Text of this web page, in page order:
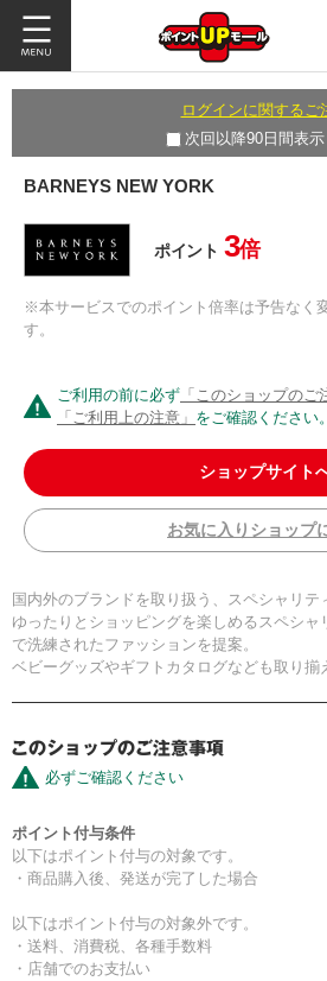
ログインに関するご
次回以降90日間表
BARNEYS NEW YORK
ポイント 3倍
※本サービスでのポイント倍率は予告なく
す。
ご利用の前に必ず 「このショップのご
「ご利用上の注意」 をご確認ください。
ショップサイト
お気に入りショップ
国内外のブランドを取り扱う、スペシャリテ
ゆったりとショッピングを楽しめるスペシャ
で洗練されたファッションを提案。
ベビーグッズやギフトカタログなども取り揃
必ずご確認ください
ポイント付与条件
以下はポイント付与の対象です。
・商品購入後、発送が完了した場合
以下はポイント付与の対象外です。
・送料、消費税、各種手数料
・店舗でのお支払い